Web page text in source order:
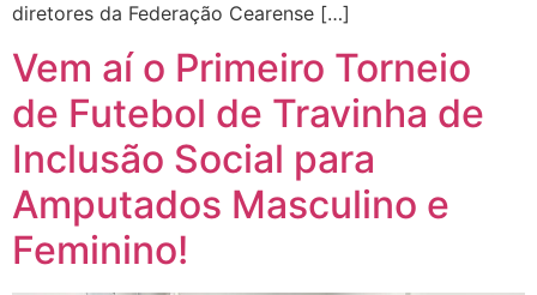
diretores da Federação Cearense […]
Vem aí o Primeiro Torneio
de Futebol de Travinha de
Inclusão Social para
Amputados Masculino e
Feminino!